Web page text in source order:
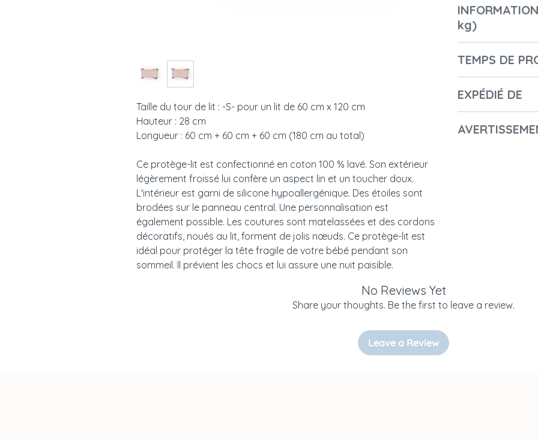
Taille du tour de lit : -S- pour un lit de 60 cm x 120 cm
Hauteur : 28 cm
Longueur : 60 cm + 60 cm + 60 cm (180 cm au total)
Ce protège-lit est confectionné en coton 100 % lavé. Son extérieur
légèrement froissé lui confère un aspect lin et un toucher doux.
L'intérieur est garni de silicone hypoallergénique. Des étoiles sont
brodées sur le panneau central. Une personnalisation est
également possible. Les coutures sont matelassées et des cordons
décoratifs, noués au lit, forment de jolis nœuds. Ce protège-lit est
idéal pour protéger la tête fragile de votre bébé pendant son
sommeil. Il prévient les chocs et lui assure une nuit paisible.
Largeur (cm) /
Hauteur (cm) : 30
Diamètre (cm) :
Poids (kg) : 0,3
kg)
1st Box Lenght: 30
1st Box Height: 10
1st Box Width: 60
TEMPS DE
EXPÉDIÉ DE
No Reviews Yet
Share your thoughts. Be the first to leave a review.
Leave a Review